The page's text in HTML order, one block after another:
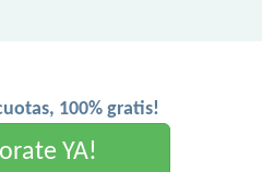
100% gratis!
YA!